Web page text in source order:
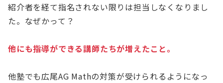
紹介者を経て指名されない限りは担当しなくなりまし
た。なぜかって？
他にも指導ができる講師たちが増えたこと。
他塾でも広尾AG Mathの対策が受けられるようになっ